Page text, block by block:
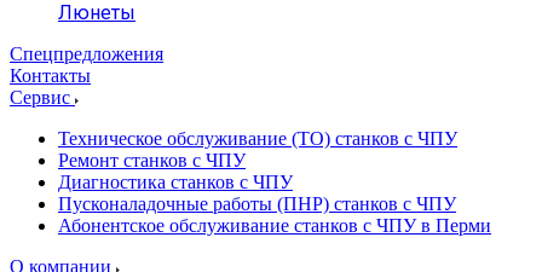
Люнеты
Спецпредложения
Контакты
Сервис
Техническое обслуживание (ТО) станков с ЧПУ
Ремонт станков с ЧПУ
Диагностика станков с ЧПУ
Пусконаладочные работы (ПНР) станков с ЧПУ
Абонентское обслуживание станков с ЧПУ в Перми
О компании